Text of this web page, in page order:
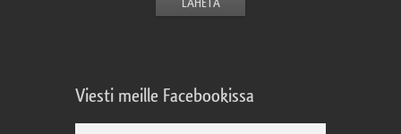
Viesti meille Facebookissa